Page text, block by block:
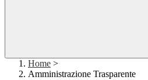
Home >
Amministrazione Trasparente